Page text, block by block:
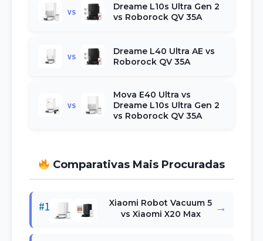
VS
Dreame L10s Ultra Gen 2
vs Roborock QV 35A
VS
Dreame L40 Ultra AE vs
Roborock QV 35A
VS
Mova E40 Ultra vs
Dreame L10s Ultra Gen 2
vs Roborock QV 35A
Comparativas Mais Procuradas
#1
Xiaomi Robot Vacuum 5
vs Xiaomi X20 Max
→